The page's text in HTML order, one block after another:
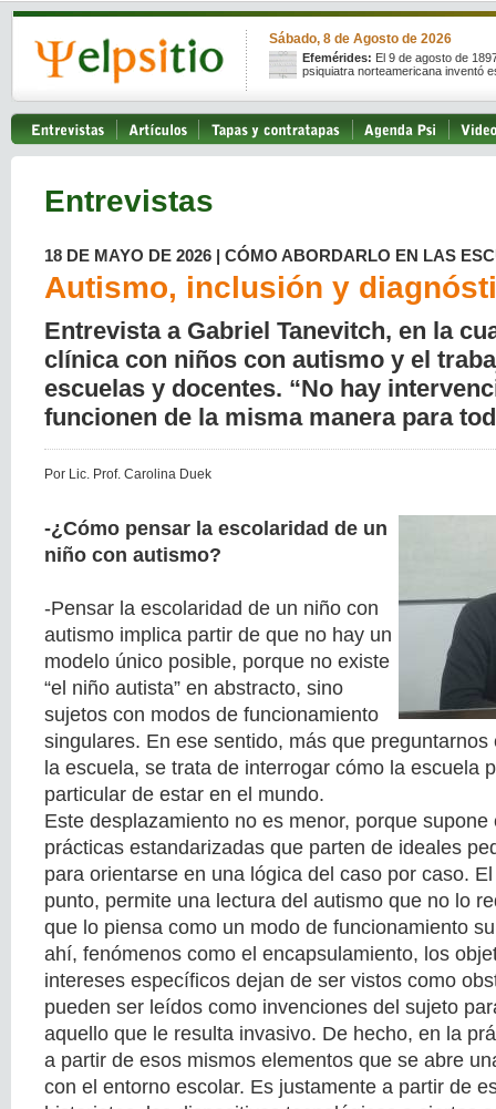
Sábado, 8 de Agosto de 2026
Efemérides: El 9 de agosto de
psiquiatra norteamericana inventó
Entrevistas
18 DE MAYO DE 2026 | CÓMO ABORDARLO EN LAS
Autismo, inclusión y
Entrevista a Gabriel Tanevitch, en la
clínica con niños con autismo y el
escuelas y docentes. “No hay
funcionen de la misma manera para
Por Lic. Prof. Carolina Duek
-¿Cómo pensar la escolaridad de un
niño con autismo?
-Pensar la escolaridad de un niño con
autismo implica partir de que no hay un
modelo único posible, porque no existe
“el niño autista” en abstracto, sino
sujetos con modos de funcionamiento
singulares. En ese sentido, más que
la escuela, se trata de interrogar cómo la escuela
particular de estar en el mundo.
Este desplazamiento no es menor, porque
prácticas estandarizadas que parten de ideales
para orientarse en una lógica del caso por caso.
punto, permite una lectura del autismo que no lo
que lo piensa como un modo de funcionamiento
ahí, fenómenos como el encapsulamiento, los
intereses específicos dejan de ser vistos como
pueden ser leídos como invenciones del sujeto
aquello que le resulta invasivo. De hecho, en la
a partir de esos mismos elementos que se abre
con el entorno escolar. Es justamente a partir de